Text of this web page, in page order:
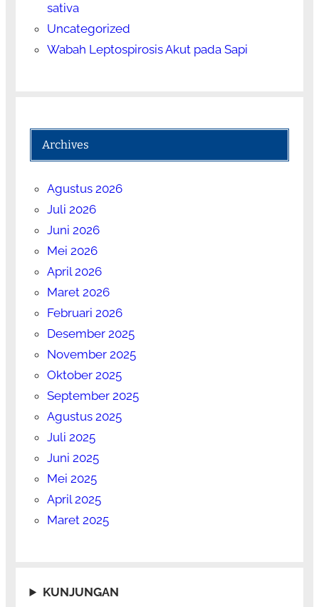
sativa
Uncategorized
Wabah Leptospirosis Akut pada Sapi
Archives
Agustus 2026
Juli 2026
Juni 2026
Mei 2026
April 2026
Maret 2026
Februari 2026
Desember 2025
November 2025
Oktober 2025
September 2025
Agustus 2025
Juli 2025
Juni 2025
Mei 2025
April 2025
Maret 2025
KUNJUNGAN